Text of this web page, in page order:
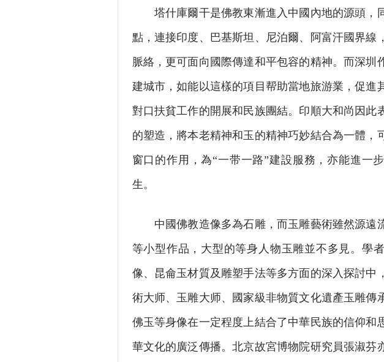
塔什庫爾干是佛教東漸進入中國內地的源頭，
點，連接印度、巴基斯坦、尼泊爾、阿富汗國界線
脈絡，更可面向國際傳達和平包容的精神。而深圳
建城市，如能以這樣的項目帮助當地旅游業，促進
對口扶貧工作的開展和民族團結。印順大和尚因此
的塑造，將本老精神和玉的精神巧妙結合為一體，
窗口的作用，為“一带一路”建設服務，亦能進一
生。
中國佛教造像多為石雕，而玉雕藝術雖然源遠
等小型作品，大型的等身人物玉雕並不多見。學
像、昆侖玉材質及雕塑手法等多方面的深入探討中
術大师、玉雕大师、國家級非物質文化遺產玉雕傳
佛玉等身像在一定程度上結合了中華民族的信仰和
華文化的廣泛傳播。北京故宮博物院研究員張淑芬